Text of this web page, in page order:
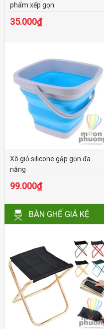
phẩm xếp gọn
35.000₫
Xô giỏ silicone gập gọn đa
năng
99.000₫
BÀN GHẾ GIÁ KỆ